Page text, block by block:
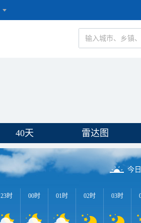
40天 雷达图
今
23时 00时 01时 02时 03时